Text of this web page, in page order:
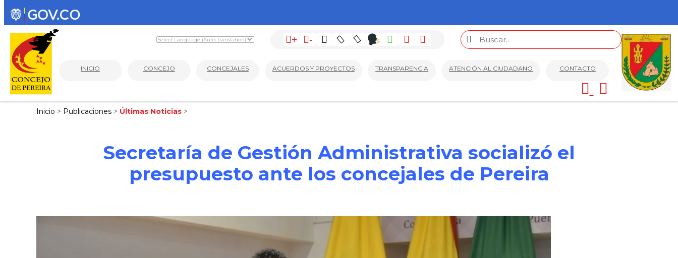
+ -
INICIO CONCEJO CONCEJALES ACUERDOS Y PROYECTOS TRANSPARENCIA ATENCIÓN AL CIUDADANO CONTACTO
Inicio > Publicaciones > Últimas Noticias >
Secretaría de Gestión Administrativa socializó el
presupuesto ante los concejales de Pereira